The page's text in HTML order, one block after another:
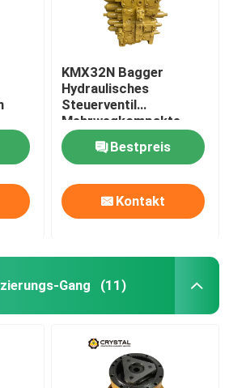
KMX32N Bagger
Hydraulisches
Steuerventil
Mehrwegkompakte
SGS
Bestpreis
Kontakt
Gang (11)